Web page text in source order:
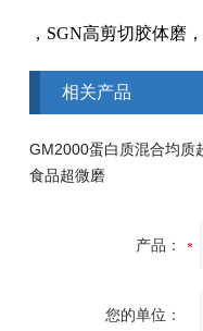
，SGN高剪切胶体磨
相关产品
食品超微磨
产品：
您的单位：